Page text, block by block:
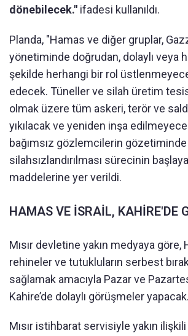
dönebilecek." ifadesi kullanıldı.
Planda, "Hamas ve diğer gruplar,
yönetiminde doğrudan, dolaylı veya
şekilde herhangi bir rol
edecek. Tüneller ve silah üretim
olmak üzere tüm askeri, terör ve
yıkılacak ve yeniden inşa
bağımsız gözlemcilerin
silahsızlandırılması sürecinin
maddelerine yer verildi.
HAMAS VE İSRAİL, KAHİRE'DE
Mısır devletine yakın medyaya göre,
rehineler ve tutukluların serbest
sağlamak amacıyla Pazar ve
Kahire’de dolaylı görüşmeler yapacak.
Mısır istihbarat servisiyle yakın